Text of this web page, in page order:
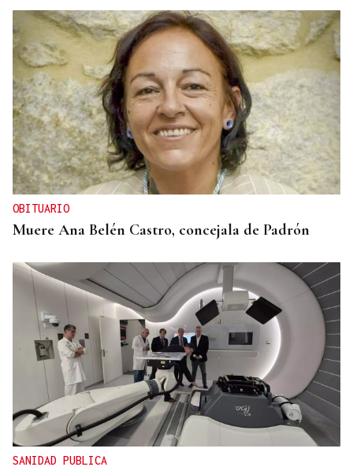
OBITUARIO
Muere Ana Belén Castro, concejala de Padrón
SANIDAD PUBLICA